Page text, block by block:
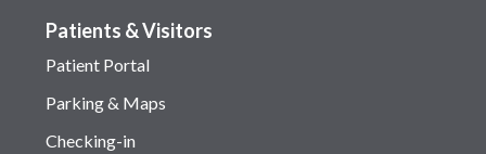
Patients & Visitors
Patient Portal
Parking & Maps
Checking-in